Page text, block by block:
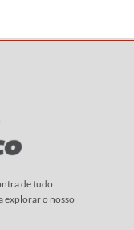
de tudo
explorar o nosso